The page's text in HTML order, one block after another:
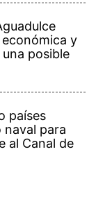
y
posible
países
naval para
al Canal de